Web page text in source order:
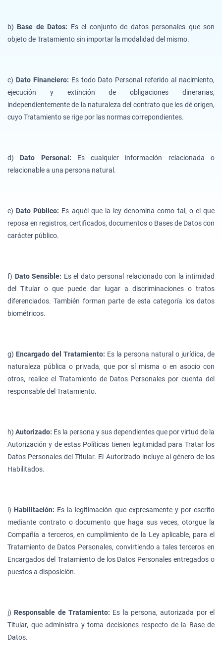
b) Base de Datos: Es el conjunto de datos personales que son
objeto de Tratamiento sin importar la modalidad del mismo.
c) Dato Financiero: Es todo Dato Personal referido al nacimiento,
ejecución y extinción de obligaciones dinerarias,
independientemente de la naturaleza del contrato que les dé origen,
cuyo Tratamiento se rige por las normas correpondientes.
d) Dato Personal: Es cualquier información relacionada o
relacionable a una persona natural.
e) Dato Público: Es aquél que la ley denomina como tal, o el que
reposa en registros, certificados, documentos o Bases de Datos con
carácter público.
f) Dato Sensible: Es el dato personal relacionado con la intimidad
del Titular o que puede dar lugar a discriminaciones o tratos
diferenciados. También forman parte de esta categoría los datos
biométricos.
g) Encargado del Tratamiento: Es la persona natural o jurídica, de
naturaleza pública o privada, que por sí misma o en asocio con
otros, realice el Tratamiento de Datos Personales por cuenta del
responsable del Tratamiento.
h) Autorizado: Es la persona y sus dependientes que por virtud de la
Autorización y de estas Políticas tienen legitimidad para Tratar los
Datos Personales del Titular. El Autorizado incluye al género de los
Habilitados.
i) Habilitación: Es la legitimación que expresamente y por escrito
mediante contrato o documento que haga sus veces, otorgue la
Compañía a terceros, en cumplimiento de la Ley aplicable, para el
Tratamiento de Datos Personales, convirtiendo a tales terceros en
Encargados del Tratamiento de los Datos Personales entregados o
puestos a disposición.
j) Responsable de Tratamiento: Es la persona, autorizada por el
Titular, que administra y toma decisiones respecto de la Base de
Datos.